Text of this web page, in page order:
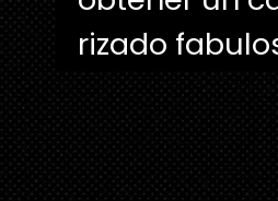
rizado
rizado